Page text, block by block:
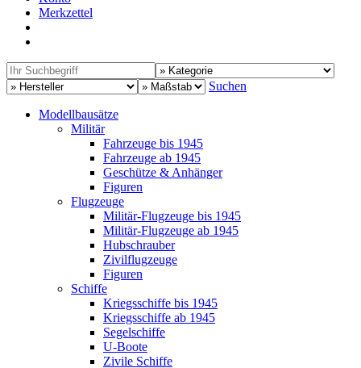
Merkzettel
Suchen
Modellbausätze
Militär
Fahrzeuge bis 1945
Fahrzeuge ab 1945
Geschütze & Anhänger
Figuren
Flugzeuge
Militär-Flugzeuge bis 1945
Militär-Flugzeuge ab 1945
Hubschrauber
Zivilflugzeuge
Figuren
Schiffe
Kriegsschiffe bis 1945
Kriegsschiffe ab 1945
Segelschiffe
U-Boote
Zivile Schiffe